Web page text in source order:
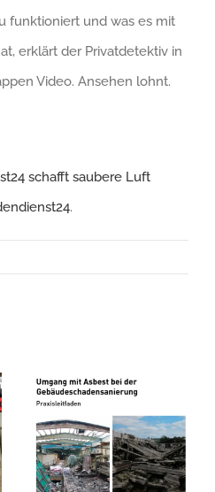
funktioniert und was es mit
erklärt der Privatdetektiv in
Video. Ansehen lohnt.
schafft saubere Luft
.